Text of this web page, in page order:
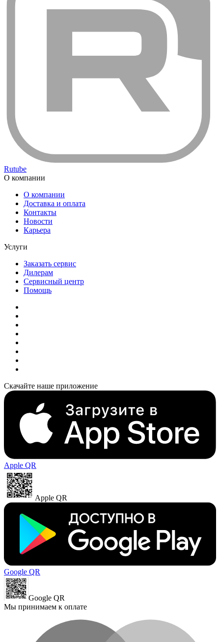
Rutube
О компании
О компании
Доставка и оплата
Контакты
Новости
Карьера
Услуги
Заказать сервис
Дилерам
Сервисный центр
Помощь
Скачайте наше приложение
Apple QR
Apple QR
Google QR
Google QR
Мы принимаем к оплате